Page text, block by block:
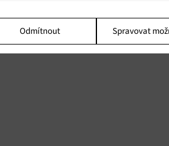
v zařízení, Porozumění publiku
zdrojů.
Odmítnout Spravovat